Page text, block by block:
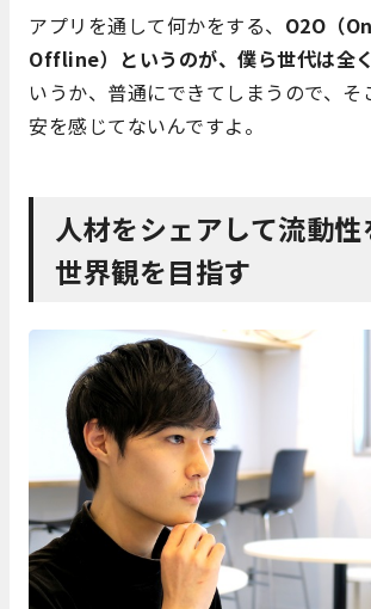
アプリを通して何かをする、 O2O（
Offline）というのが、僕ら世代は全
いうか、普通にできてしまうので、そ
安を感じてないんですよ。
人材をシェアして流動性
世界観を目指す